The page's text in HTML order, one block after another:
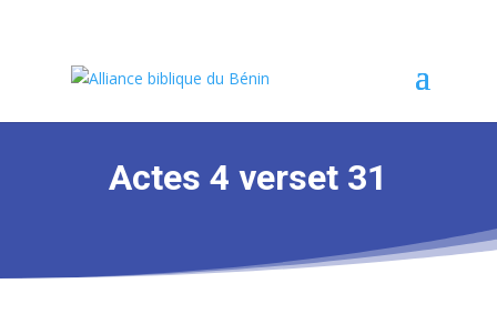
Actes 4 verset 31